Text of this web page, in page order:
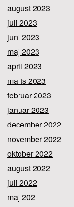
august 2023
juli 2023
juni 2023
maj 2023
april 2023
marts 2023
februar 2023
januar 2023
december 2022
november 2022
oktober 2022
august 2022
juli 2022
maj 202